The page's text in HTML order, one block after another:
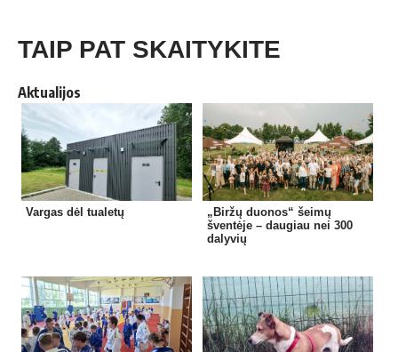
TAIP PAT SKAITYKITE
Aktualijos
Vargas dėl tualetų
„Biržų duonos“ šeimų
šventėje – daugiau nei 300
dalyvių